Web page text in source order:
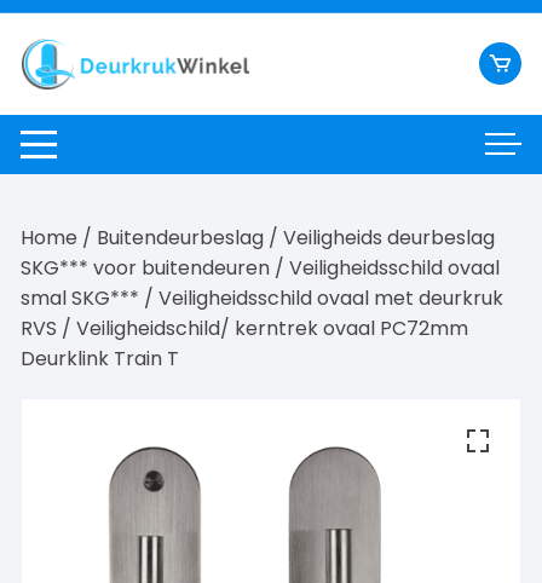
Ga
naar
inhoud
Home / Buitendeurbeslag /Veiligheids deurbeslag
SKG*** voor buitendeuren /Veiligheidsschild ovaal
smal SKG*** /Veiligheidsschild ovaal met deurkruk
RVS / Veiligheidschild/ kerntrek ovaal PC72mm
Deurklink Train T